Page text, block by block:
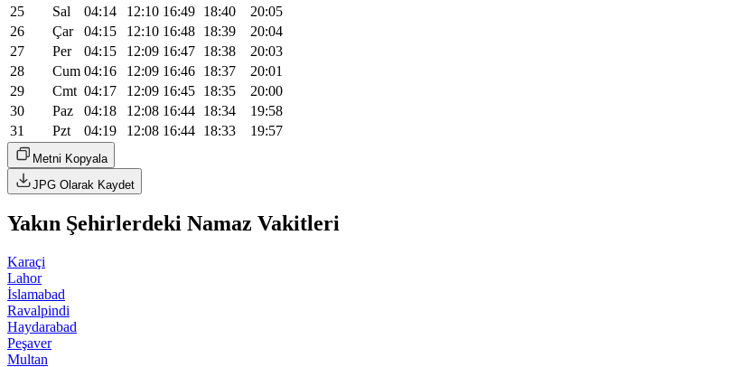
25
Sal 04:14 12:10 16:49 18:40
20:05
26
Çar 04:15 12:10 16:48 18:39
20:04
27
Per 04:15 12:09 16:47 18:38
20:03
28
Cum 04:16 12:09 16:46 18:37
20:01
29
Cmt 04:17 12:09 16:45 18:35
20:00
30
Paz 04:18 12:08 16:44 18:34
19:58
31
Pzt 04:19 12:08 16:44 18:33 19:57
Metni Kopyala
JPG Olarak Kaydet
Yakın Şehirlerdeki Namaz Vakitleri
Karaçi
Lahor
İslamabad
Ravalpindi
Haydarabad
Peşaver
Multan